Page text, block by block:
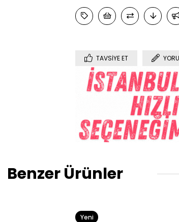
TAVSIYE ET
Benzer Ürünler
Yeni